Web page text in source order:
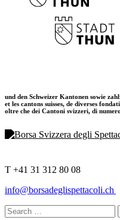
und den Schweizer Kantonen sowie
et les cantons suisses, de diverses
oltre che dei Cantoni svizzeri, di
T +41 31 312 80 08
info@borsadeglispettacoli.ch